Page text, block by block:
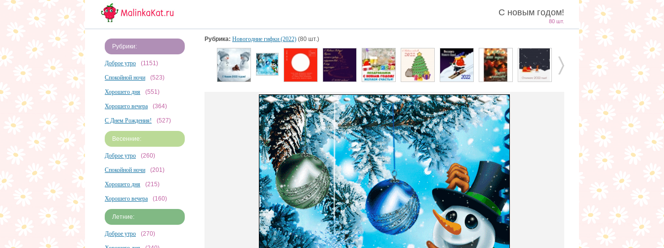
С новым годом!
80 шт.
Рубрики:
Доброе утро (1151)
Спокойной ночи (523)
Хорошего дня (551)
Хорошего вечера (364)
С Днем Рождения! (527)
Весенние:
Доброе утро (260)
Спокойной ночи (201)
Хорошего дня (215)
Хорошего вечера (160)
Летние:
Доброе утро (270)
Рубрика: Новогодние гифки (2022) (80 шт.)